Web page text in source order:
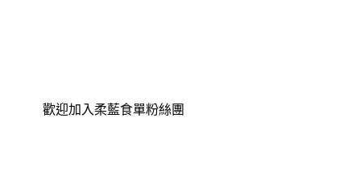
歡迎加入柔藍食單粉絲團